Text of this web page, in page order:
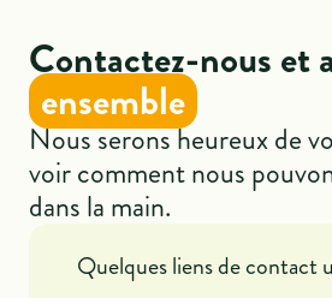
Contactez-nous et
ensemble
Nous serons heureux de
voir comment nous
dans la main.
Quelques liens de contact